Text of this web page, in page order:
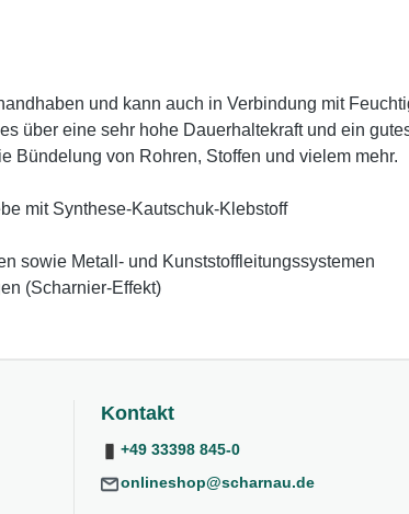
und kann auch in Verbindung mit
über eine sehr hohe Dauerhaltekraft und ein
Bündelung von Rohren, Stoffen und vielem mehr.
mit Synthese-Kautschuk-Klebstoff
sowie Metall- und Kunststoffleitungssystemen
(Scharnier-Effekt)
Kontakt
+49 33398 845-0
onlineshop@scharnau.de